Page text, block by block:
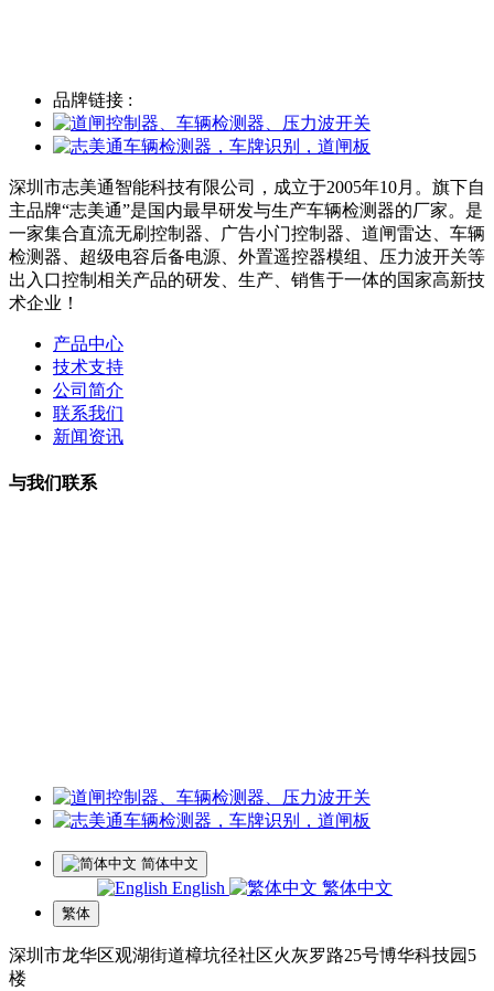
品牌链接 :
深圳市志美通智能科技有限公司，成立于2005年10月。旗下自
主品牌“志美通”是国内最早研发与生产车辆检测器的厂家。是
一家集合直流无刷控制器、广告小门控制器、道闸雷达、车辆
检测器、超级电容后备电源、外置遥控器模组、压力波开关等
出入口控制相关产品的研发、生产、销售于一体的国家高新技
术企业！
产品中心
技术支持
公司简介
联系我们
新闻资讯
与我们联系
简体中文
English 繁体中文
繁体
深圳市龙华区观湖街道樟坑径社区火灰罗路25号博华科技园5
楼